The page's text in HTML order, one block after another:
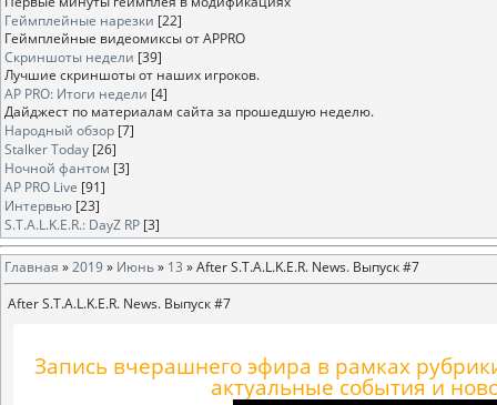
Геймплейные нарезки [22]
Геймплейные видеомиксы от APPRO
Скриншоты недели [39]
Лучшие скриншоты от наших игроков.
AP PRO: Итоги недели [4]
Дайджест по материалам сайта за прошедшую неделю.
Народный обзор [7]
Stalker Today [26]
Ночной фантом [3]
AP PRO Live [91]
Интервью [23]
S.T.A.L.K.E.R.: DayZ RP [3]
Главная »2019» Июнь» 13 » After S.T.A.L.K.E.R. News. Выпуск #7
After S.T.A.L.K.E.R. News. Выпуск #7
Запись вчерашнего эфира в рамках
актуальные события и